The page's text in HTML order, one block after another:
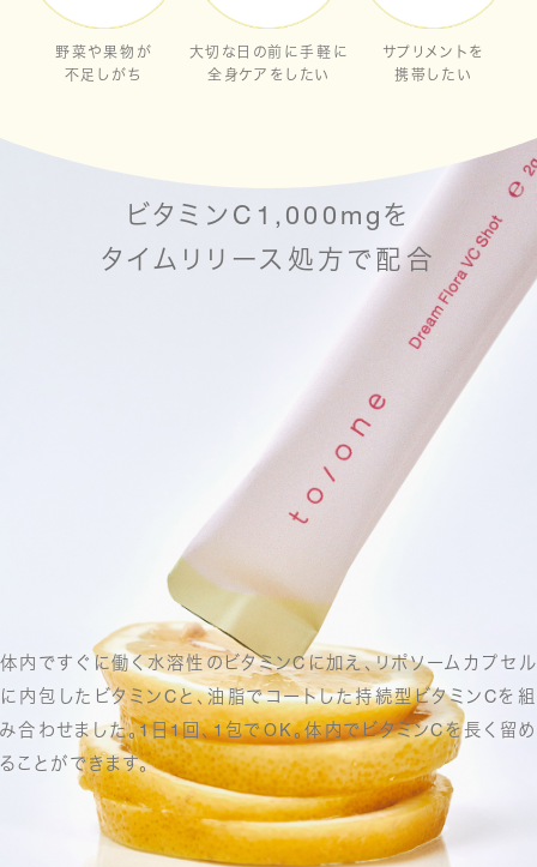
野菜や果物が
不足しがち
大切な日の前に手軽に
全身ケアをしたい
サプリメントを
携帯したい
ビタミンC1,000mgを
タイムリリース処方で配合
体内ですぐに働く水溶性のビタミンCに加え、リポソームカプセル
に内包したビタミンCと、油脂でコートした持続型ビタミンCを組
み合わせました。1日1回、1包でOK。体内でビタミンCを長く留め
ることができます。